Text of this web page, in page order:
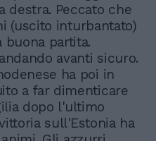
destra. Peccato che
(uscito inturbantato)
buona partita.
avanti sicuro.
ha poi in
a far dimenticare
dopo l'ultimo
sull'Estonia ha